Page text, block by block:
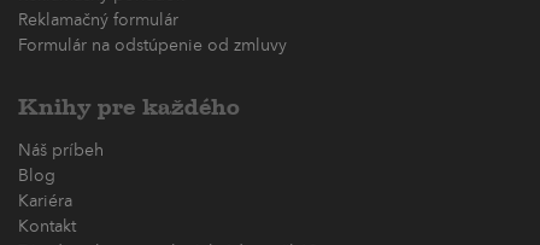
Reklamačný formulár
Formulár na odstúpenie od zmluvy
Knihy pre každého
Náš príbeh
Blog
Kariéra
Kontakt